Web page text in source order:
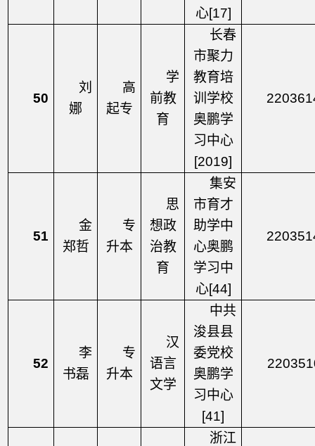
心[17]
50
刘
娜
高
起专
学
前教
育
长春
市聚力
教育培
训学校
奥鹏学
习中心
[2019]
51
金
郑哲
专
升本
思
想政
治教
育
集安
市育才
助学中
心奥鹏
学习中
心[44]
52
李
书磊
专
升本
汉
语言
文学
中共
浚县县
委党校
奥鹏学
习中心
[41]
浙江